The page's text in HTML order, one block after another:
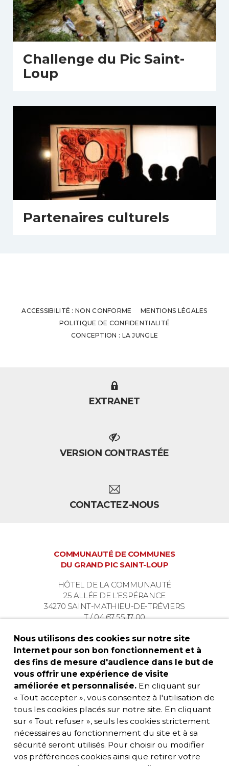
Challenge du Pic Saint-
Loup
Partenaires culturels
ACCESSIBILITÉ : NON CONFORME
MENTIONS LÉGALES
POLITIQUE DE CONFIDENTIALITÉ
CONCEPTION : LA JUNGLE
EXTRANET
VERSION CONTRASTÉE
CONTACTEZ-NOUS
COMMUNAUTÉ DE COMMUNES
DU GRAND PIC SAINT-LOUP
HÔTEL DE LA COMMUNAUTÉ
25 ALLÉE DE L’ESPÉRANCE
34270 SAINT-MATHIEU-DE-TRÉVIERS
T / 04 67 55 17 00
Nous utilisons des cookies sur notre site
Internet pour son bon fonctionnement et à
des fins de mesure d'audience dans le but de
vous offrir une expérience de visite
améliorée et personnalisée. En cliquant sur
« Tout accepter », vous consentez à l'utilisation de
tous les cookies placés sur notre site. En cliquant
sur « Tout refuser », seuls les cookies strictement
nécessaires au fonctionnement du site et à sa
sécurité seront utilisés. Pour choisir ou modifier
vos préférences cookies ainsi que retirer votre